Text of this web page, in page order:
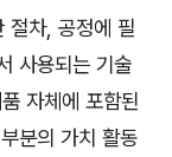
절차, 공정에 필
사용되는 기술
자체에 포함된
분의 가치 활동